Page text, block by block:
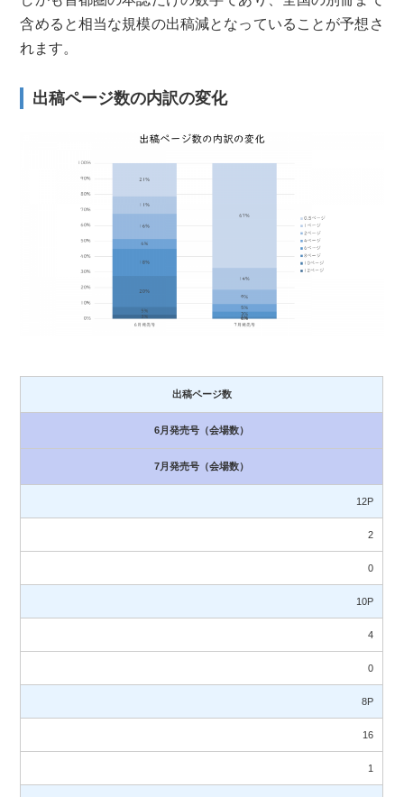
含めると相当な規模の出稿減となっていることが予想さ
れます。
出稿ページ数の内訳の変化
出稿ページ数
6月発売号（会場数）
7月発売号（会場数）
12P
2
0
10P
4
0
8P
16
1